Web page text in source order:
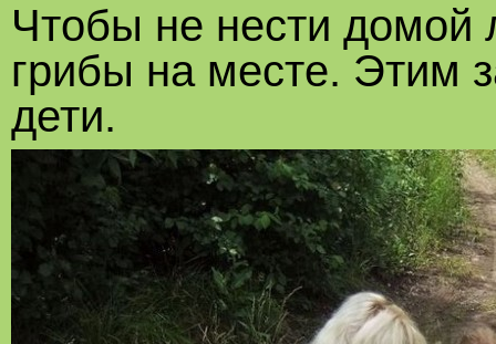
Чтобы не нести домой
грибы на месте. Этим
дети.